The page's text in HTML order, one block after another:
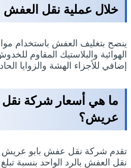
خلال عملية نقل
ينصح بتغليف العفش باستخدام
الهوائية والبلاستيك المقاوم
إضافي للأجزاء الهشة والزوايا
ما هي أسعار شركة
عريش؟
تقدم شركة نقل عفش بابو